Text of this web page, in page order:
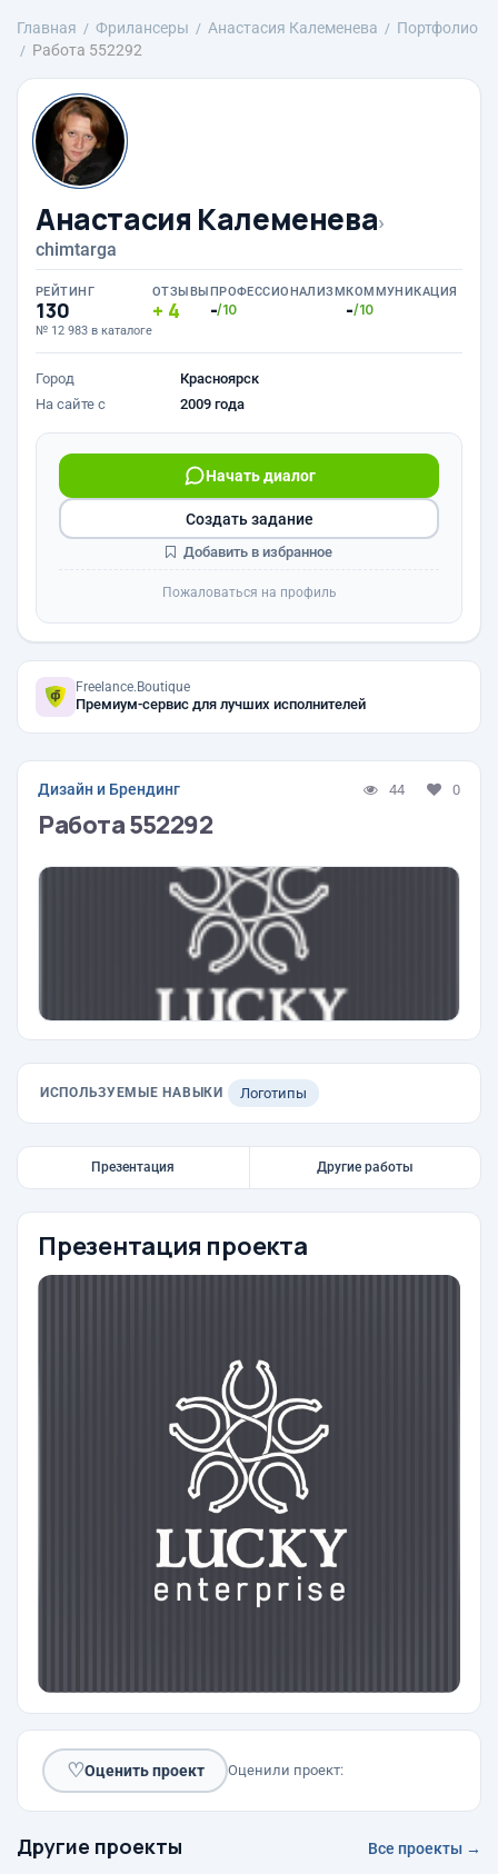
Главная Фрилансеры Анастасия Калеменева
Портфолио
Работа 552292
Анастасия Калеменева›
chimtarga
РЕЙТИНГ
130
№ 12 983 в каталоге
ОТЗЫВЫ
4
ПРОФЕССИОНАЛИЗМ
-/10
КОММУНИКАЦИЯ
-/10
Город
Красноярск
На сайте с
2009 года
Начать диалог
Создать задание
Добавить в избранное
Пожаловаться на профиль
Freelance.Boutique
Премиум-сервис для лучших исполнителей
Дизайн и Брендинг 44 0
Работа 552292
ИСПОЛЬЗУЕМЫЕ НАВЫКИ Логотипы
Презентация Другие работы
Презентация проекта
♡Оценить проект Оценили проект:
Другие проекты Все проекты →